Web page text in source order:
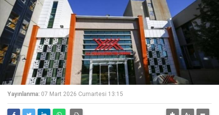
Yayınlanma: 07 Mart 2026 Cumartesi 13:15